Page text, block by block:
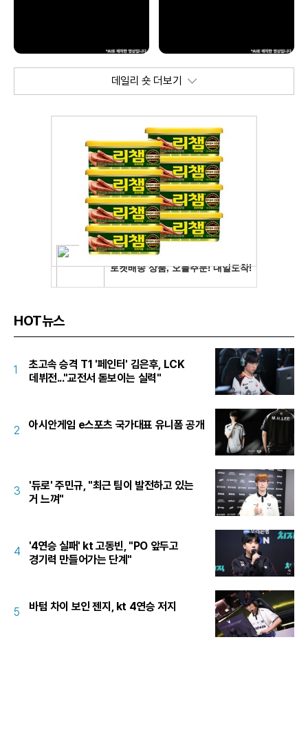
데일리 숏 더보기
HOT뉴스
1
초고속 승격 T1 '페인터' 김은후, LCK
데뷔전..."교전서 돋보이는 실력"
2 아시안게임 e스포츠 국가대표 유니폼 공개
3
'듀로' 주민규, "최근 팀이 발전하고 있는
거 느껴"
4
'4연승 실패' kt 고동빈, "PO 앞두고
경기력 만들어가는 단계"
5 바텀 차이 보인 젠지, kt 4연승 저지